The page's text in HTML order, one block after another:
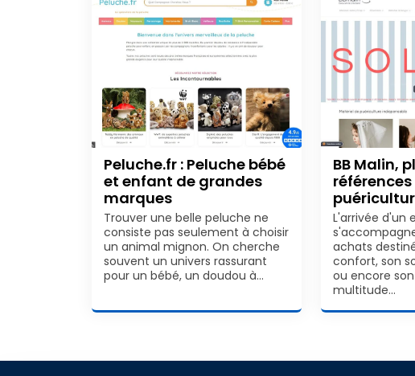
Peluche.fr : Peluche bébé
et enfant de grandes
marques
Trouver une belle peluche ne
consiste pas seulement à choisir
un animal mignon. On cherche
souvent un univers rassurant
pour un bébé, un doudou à…
BB Malin,
L'arrivée d'un
achats
confort, son
ou encore
multitude…